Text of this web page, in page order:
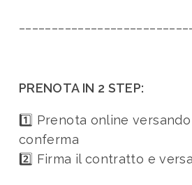
PRENOTA IN 2 STEP:
1️⃣ Prenota online
conferma
2️⃣ Firma il contratto e